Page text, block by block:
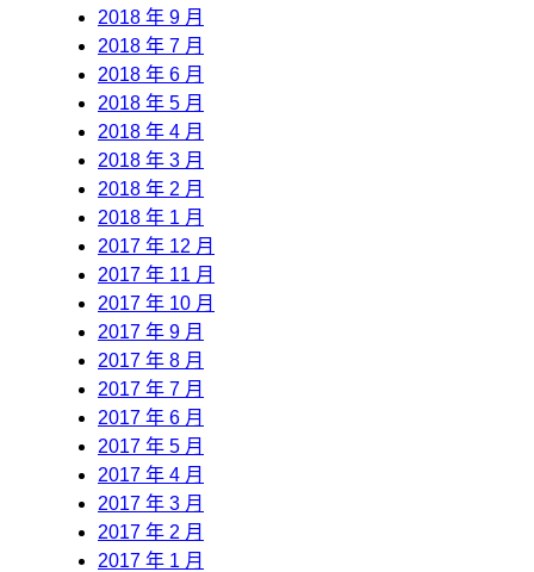
2018 年 9 月
2018 年 7 月
2018 年 6 月
2018 年 5 月
2018 年 4 月
2018 年 3 月
2018 年 2 月
2018 年 1 月
2017 年 12 月
2017 年 11 月
2017 年 10 月
2017 年 9 月
2017 年 8 月
2017 年 7 月
2017 年 6 月
2017 年 5 月
2017 年 4 月
2017 年 3 月
2017 年 2 月
2017 年 1 月